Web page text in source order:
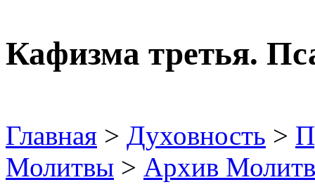
Кафизма третья.
Главная > Духовность >
Молитвы > Архив Молитв